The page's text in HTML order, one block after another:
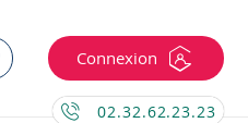
Connexion
02.32.62.23.23